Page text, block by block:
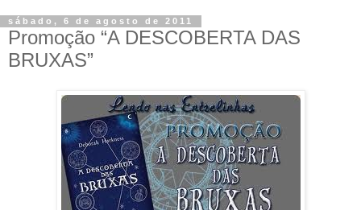
sábado, 6 de agosto de 2011
Promoção “A DESCOBERTA DAS
BRUXAS”